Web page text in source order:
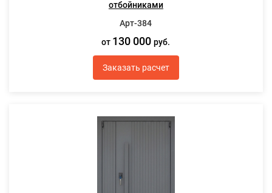
отбойниками
Арт-384
от 130 000руб.
Заказать расчет